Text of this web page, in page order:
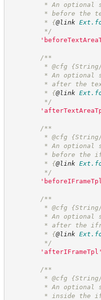
* An optional string
* before the
* {@link
*/
'
/**
* @cfg {String/
* An optional string
* after the textarea
* {@link
*/
'
/**
* @cfg {String/
* An optional string
* before the iframe
* {@link
*/
' beforeIFrameTpl
/**
* @cfg {String/
* An optional string
* after the iframe
* {@link
*/
' afterIFrameTpl '
/**
* @cfg {String/
* An optional string
* inside the iframe